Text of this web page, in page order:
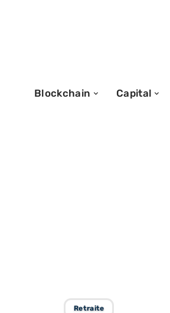
Blockchain Capital
Retraite